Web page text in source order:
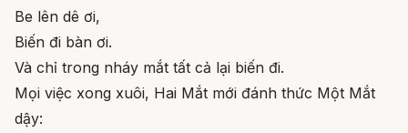
Be lên dê ơi,
Biến đi bàn ơi.
Và chỉ trong nháy mắt tất cả lại biến đi.
Mọi việc xong xuôi, Hai Mắt mới đánh thức Một Mắt
dậy: